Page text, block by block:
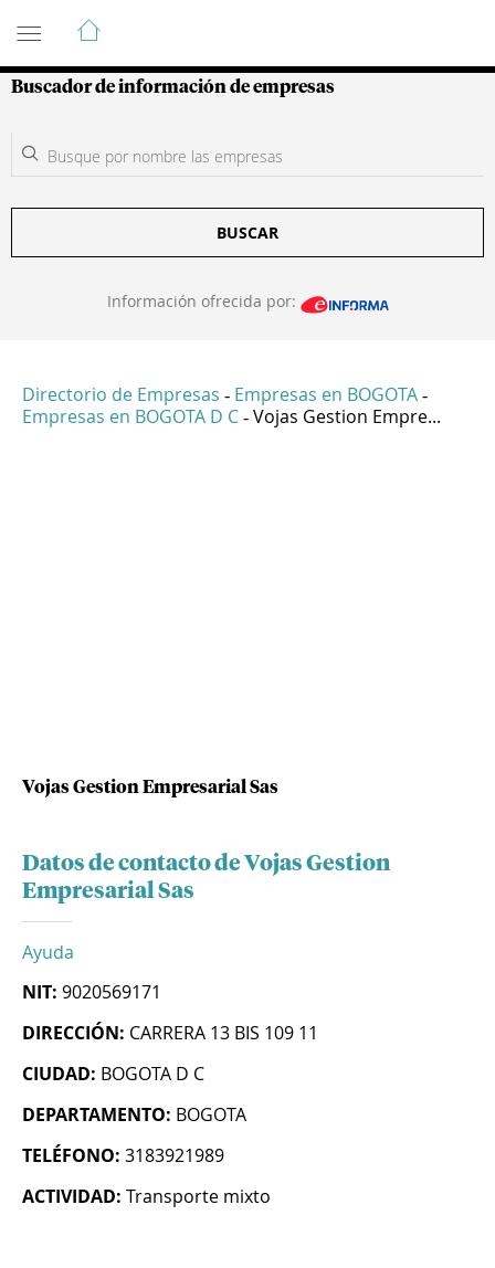
Guía de Empresas Colombianas
Buscador de información de empresas
BUSCAR
Información ofrecida por:
Directorio de Empresas - Empresas en BOGOTA -
Empresas en BOGOTA D C - Vojas Gestion Empre...
Vojas Gestion Empresarial Sas
Datos de contacto de Vojas Gestion
Empresarial Sas
Ayuda
NIT: 9020569171
DIRECCIÓN: CARRERA 13 BIS 109 11
CIUDAD: BOGOTA D C
DEPARTAMENTO: BOGOTA
TELÉFONO: 3183921989
ACTIVIDAD: Transporte mixto